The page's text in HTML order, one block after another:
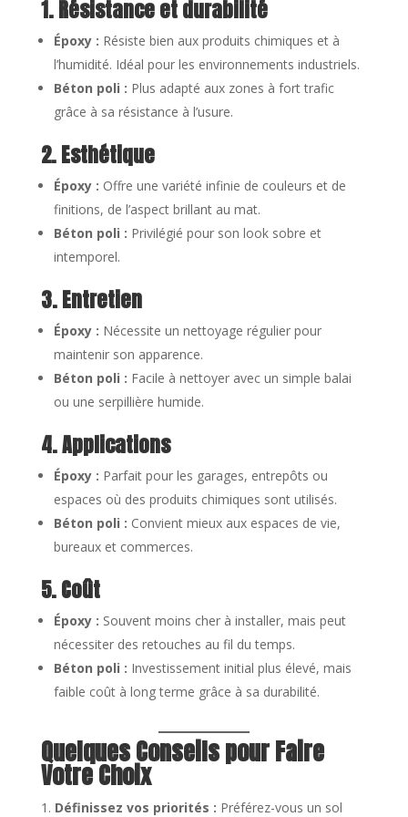
1. Résistance et durabilité
Époxy : Résiste bien aux produits chimiques et à
l’humidité. Idéal pour les environnements industriels.
Béton poli : Plus adapté aux zones à fort trafic
grâce à sa résistance à l’usure.
2. Esthétique
Époxy : Offre une variété infinie de couleurs et de
finitions, de l’aspect brillant au mat.
Béton poli : Privilégié pour son look sobre et
intemporel.
3. Entretien
Époxy : Nécessite un nettoyage régulier pour
maintenir son apparence.
Béton poli : Facile à nettoyer avec un simple balai
ou une serpillière humide.
4. Applications
Époxy : Parfait pour les garages, entrepôts ou
espaces où des produits chimiques sont utilisés.
Béton poli : Convient mieux aux espaces de vie,
bureaux et commerces.
5. Coût
Époxy : Souvent moins cher à installer, mais peut
nécessiter des retouches au fil du temps.
Béton poli : Investissement initial plus élevé, mais
faible coût à long terme grâce à sa durabilité.
Quelques Conseils pour Faire
Votre Choix
Définissez vos priorités : Préférez-vous un sol